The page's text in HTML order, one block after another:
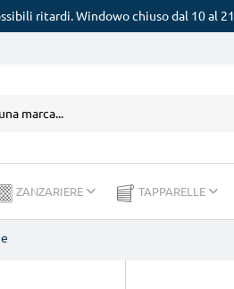
ritardi. Windowo chiuso dal 10 al
ZANZARIERE TAPPARELLE